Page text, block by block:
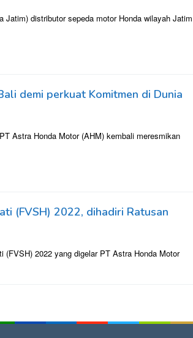
distributor sepeda motor Honda wilayah Jatim
demi perkuat Komitmen di Dunia
Astra Honda Motor (AHM) kembali meresmikan
(FVSH) 2022, dihadiri Ratusan
2022 yang digelar PT Astra Honda Motor